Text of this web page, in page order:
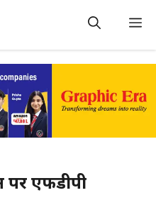
पर एफडीपी